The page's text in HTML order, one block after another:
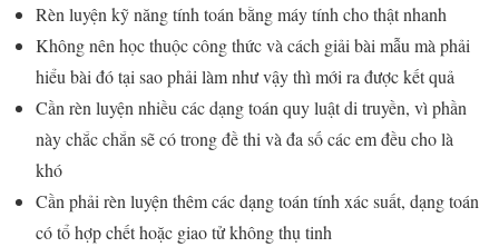
Rèn luyện kỹ năng tính toán bằng máy tính cho thật nhanh
Không nên học thuộc công thức và cách giải bài mẫu mà phải
hiểu bài đó tại sao phải làm như vậy thì mới ra được kết quả
Cần rèn luyện nhiều các dạng toán quy luật di truyền, vì phần
này chắc chắn sẽ có trong đề thi và đa số các em đều cho là
khó
Cần phải rèn luyện thêm các dạng toán tính xác suất, dạng toán
có tổ hợp chết hoặc giao tử không thụ tinh